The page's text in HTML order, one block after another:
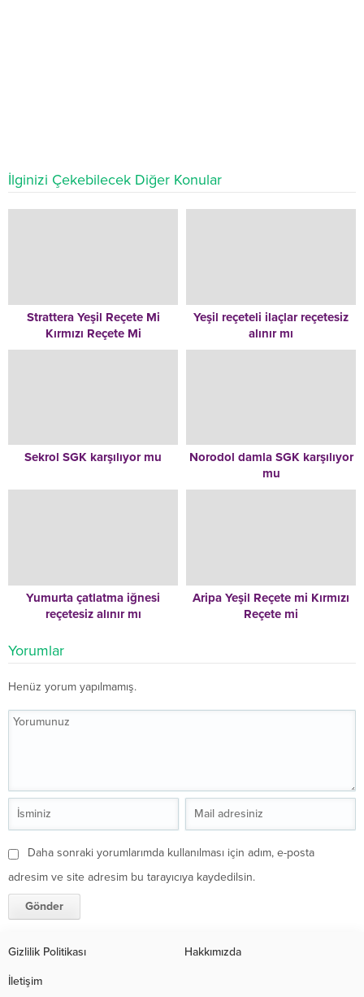
İlginizi Çekebilecek Diğer Konular
Strattera Yeşil Reçete Mi
Kırmızı Reçete Mi
Yeşil reçeteli ilaçlar reçetesiz
alınır mı
Sekrol SGK karşılıyor mu
Norodol damla SGK karşılıyor
mu
Yumurta çatlatma iğnesi
reçetesiz alınır mı
Aripa Yeşil Reçete mi Kırmızı
Reçete mi
Yorumlar
Henüz yorum yapılmamış.
Daha sonraki yorumlarımda kullanılması için adım, e-posta
adresim ve site adresim bu tarayıcıya kaydedilsin.
Gizlilik Politikası Hakkımızda
İletişim